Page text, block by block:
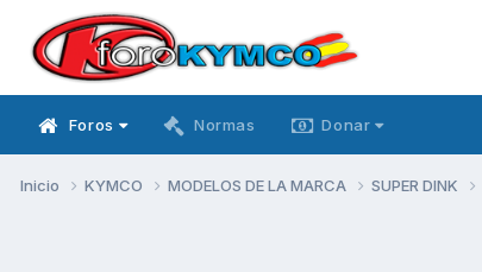
Foros Normas Donar
Inicio KYMCO MODELOS DE LA MARCA SUPER DINK